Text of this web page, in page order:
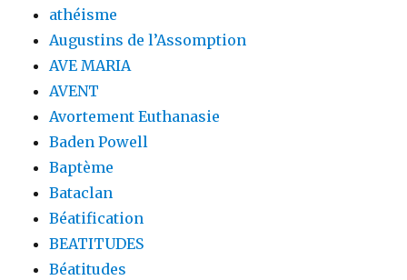
athéisme
Augustins de l’Assomption
AVE MARIA
AVENT
Avortement Euthanasie
Baden Powell
Baptème
Bataclan
Béatification
BEATITUDES
Béatitudes